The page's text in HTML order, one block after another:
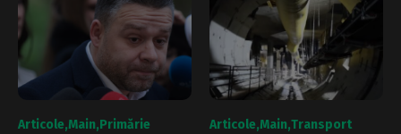
Articole Main Primărie Articole Main Transport